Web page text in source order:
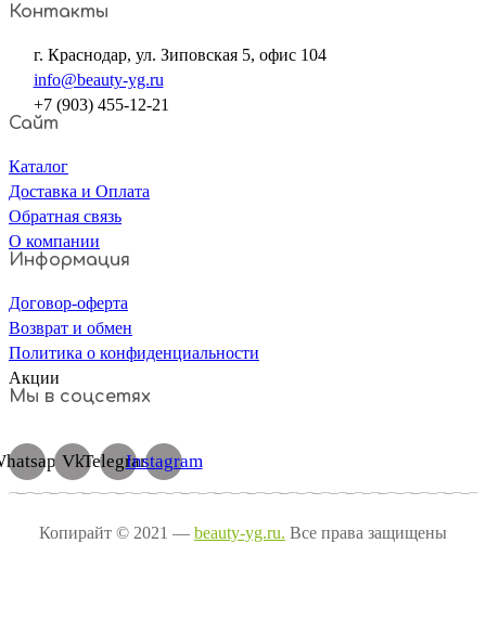
Контакты
г. Краснодар, ул. Зиповская 5, офис 104
info@beauty-yg.ru
+7 (903) 455-12-21
Сайт
Каталог
Доставка и Оплата
Обратная связь
О компании
Информация
Договор-оферта
Возврат и обмен
Политика о конфиденциальности
Акции
Мы в соцсетях
VkTelegramInstagram
Копирайт © 2021 — beauty-yg.ru. Все права защищены